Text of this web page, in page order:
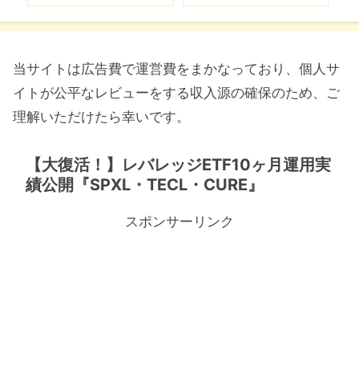
当サイトは広告費で運営費をまかなっており、個人サ
イトが公平なレビューをする収入源の確保のため、ご
理解いただけたら幸いです。
【大復活！】レバレッジETF10ヶ月運用実
績公開『SPXL・TECL・CURE』
スポンサーリンク